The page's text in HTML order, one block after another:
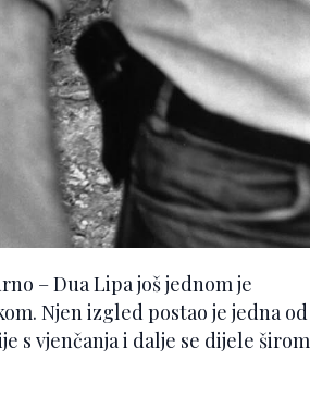
– Dua Lipa još jednom je
Njen izgled postao je jedna od
s vjenčanja i dalje se dijele širom